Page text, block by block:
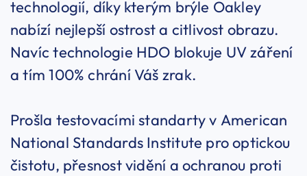
technologií, díky kterým brýle Oakley
nabízí nejlepší ostrost a citlivost obrazu.
Navíc technologie HDO blokuje UV záření
a tím 100% chrání Váš zrak.
Prošla testovacími standarty v American
National Standards Institute pro optickou
čistotu, přesnost vidění a ochranou proti